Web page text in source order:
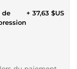
de
+ 37,63 $US